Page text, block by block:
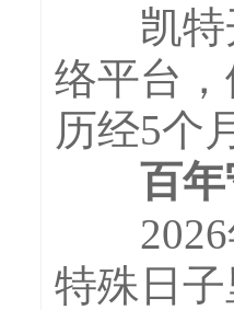
凯特开
络平台
历经5个
百年
2026年
特殊日